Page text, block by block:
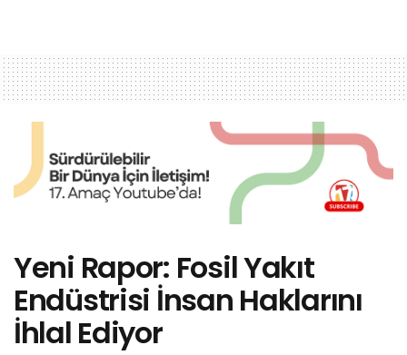
Yeni Rapor: Fosil Yakıt
Endüstrisi İnsan Haklarını
İhlal Ediyor